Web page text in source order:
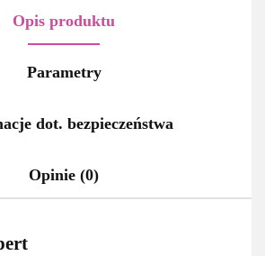
Opis produktu
Parametry
dot. bezpieczeństwa
Opinie (0)